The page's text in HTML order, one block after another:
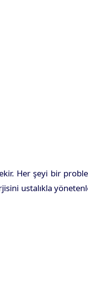
Her şeyi bir
ustalıkla